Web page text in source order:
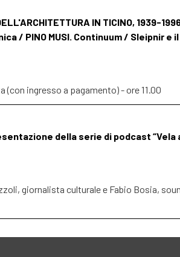
IN TICINO, 1939-
/ PINO MUSI. Continuum / Sleipnir e il
ingresso a pagamento) - ore 11.00
della serie di podcast “Vela
giornalista culturale e Fabio Bosia,